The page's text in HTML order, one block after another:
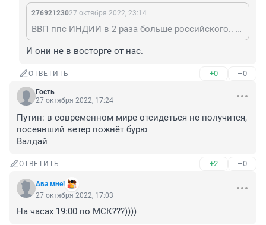
27692123027 октября 2022, 23:14
ВВП ппс ИНДИИ в 2 раза больше российского.. И мы очень зависим от Индии. ====== Уровень ОБРАЗОВАНИЯ, ООН 2020г = 110. КИТАЙ 137. ИНДИЯ
И они не в восторге от нас.
ОТВЕТИТЬ +0 –0
Гость
27 октября 2022, 17:24
Путин: в современном мире отсидеться не получится,
посеявший ветер пожнёт бурю
Валдай
ОТВЕТИТЬ +2 –0
Ава мне!
27 октября 2022, 17:03
На часах 19:00 по МСК???))))